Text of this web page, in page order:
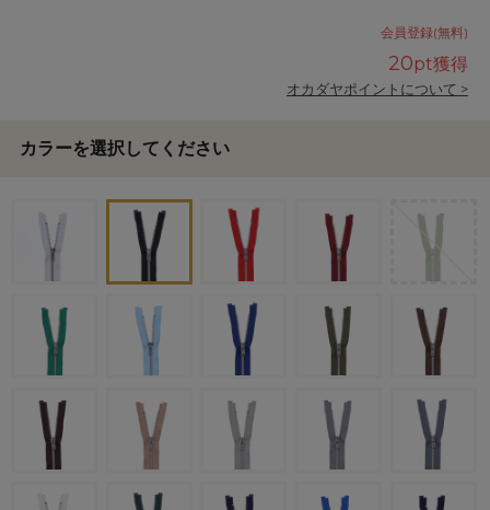
会員登録(無料)
20pt獲得
オカダヤポイントについて >
カラーを選択してください